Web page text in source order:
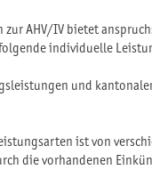
AHV/IV bietet
individuelle
und
ist von
die vorhandenen